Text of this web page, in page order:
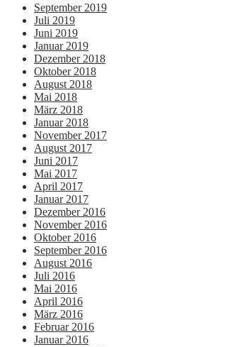
September 2019
Juli 2019
Juni 2019
Januar 2019
Dezember 2018
Oktober 2018
August 2018
Mai 2018
März 2018
Januar 2018
November 2017
August 2017
Juni 2017
Mai 2017
April 2017
Januar 2017
Dezember 2016
November 2016
Oktober 2016
September 2016
August 2016
Juli 2016
Mai 2016
April 2016
März 2016
Februar 2016
Januar 2016